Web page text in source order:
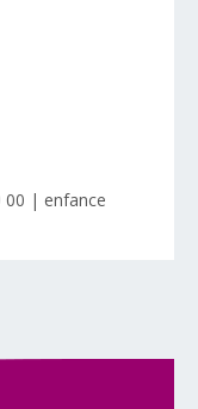
00 | enfance